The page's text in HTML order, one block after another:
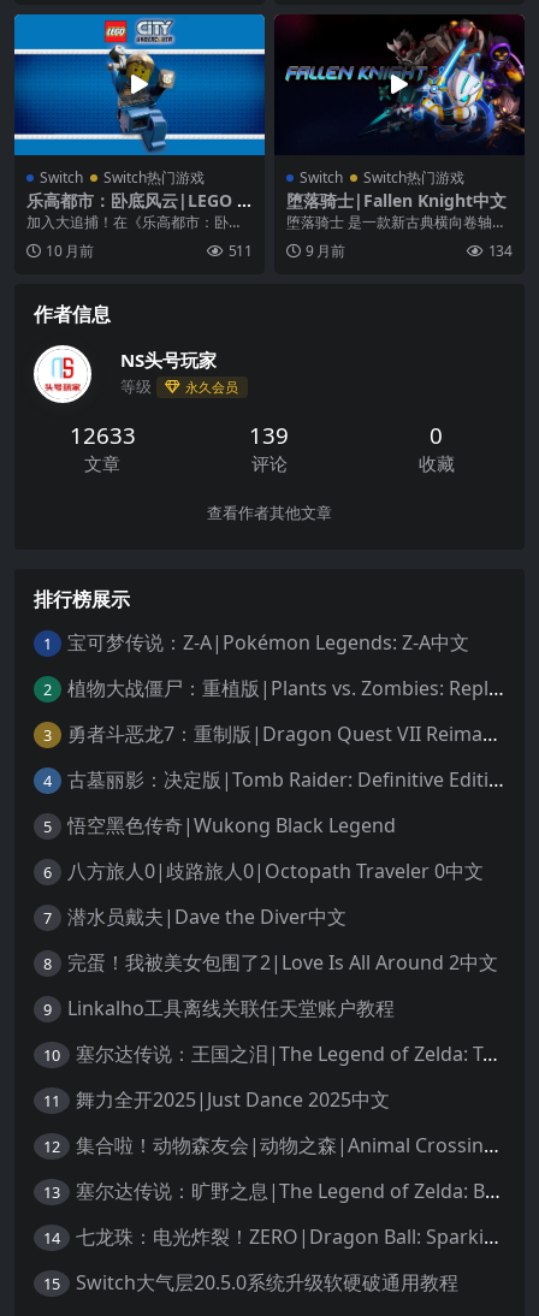
Switch Switch热门游戏
乐高都市：卧底风云|LEGO Ci
ty Undercover中文
加入大追捕！在《乐高都市：卧底
风云》中，扮演卧底警察 Chase M
cCain，...
10 月前 511
Switch Switch热门游戏
堕落骑士|Fallen Knight中文
堕落骑士 是一款新古典横向卷轴动
作平台游戏。故事设定在遥远的未
来，将带来一种极致...
9 月前 134
作者信息
NS头号玩家
等级 永久会员
12633
文章
139
评论
0
收藏
查看作者其他文章
排行榜展示
1 宝可梦传说：Z-A|Pokémon Legends: Z-A中文
2 植物大战僵尸：重植版|Plants vs. Zombies: Replanted中文
3 勇者斗恶龙7：重制版|Dragon Quest VII Reimagined中文
4 古墓丽影：决定版|Tomb Raider: Definitive Edition中文
5 悟空黑色传奇|Wukong Black Legend
6 八方旅人0|歧路旅人0|Octopath Traveler 0中文
7 潜水员戴夫|Dave the Diver中文
8 完蛋！我被美女包围了2|Love Is All Around 2中文
9 Linkalho工具离线关联任天堂账户教程
10 塞尔达传说：王国之泪|The Legend of Zelda: Tears of the Kingdom中文
11 舞力全开2025|Just Dance 2025中文
12 集合啦！动物森友会|动物之森|Animal Crossing: New Horizons中文
13 塞尔达传说：旷野之息|The Legend of Zelda: Breath of the Wild中文
14 七龙珠：电光炸裂！ZERO|Dragon Ball: Sparking! Zero中文
15
Switch大气层20.5.0系统升级软硬破通用教程